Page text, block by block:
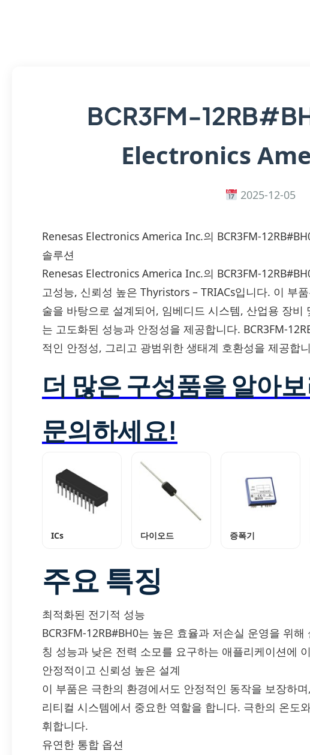
BCR3FM-
Electronics
2025-12-05
Renesas Electronics America Inc.의 BCR3FM-
솔루션
Renesas Electronics America Inc.의 BCR3FM-
고성능, 신뢰성 높은 Thyristors – TRIACs입니다. 이 부
술을 바탕으로 설계되어, 임베디드 시스템, 산업용 장
는 고도화된 성능과 안정성을 제공합니다. BCR3FM-
적인 안정성, 그리고 광범위한 생태계 호환성을 제공합
더 많은 구성품을 알아
문의하세요!
ICs 다이오드 증폭기
주요 특징
최적화된 전기적 성능
BCR3FM-12RB#BH0는 높은 효율과 저손실 운영을 위
칭 성능과 낮은 전력 소모를 요구하는 애플리케이션에
안정적이고 신뢰성 높은 설계
이 부품은 극한의 환경에서도 안정적인 동작을 보장하
리티컬 시스템에서 중요한 역할을 합니다. 극한의 온도
휘합니다.
유연한 통합 옵션